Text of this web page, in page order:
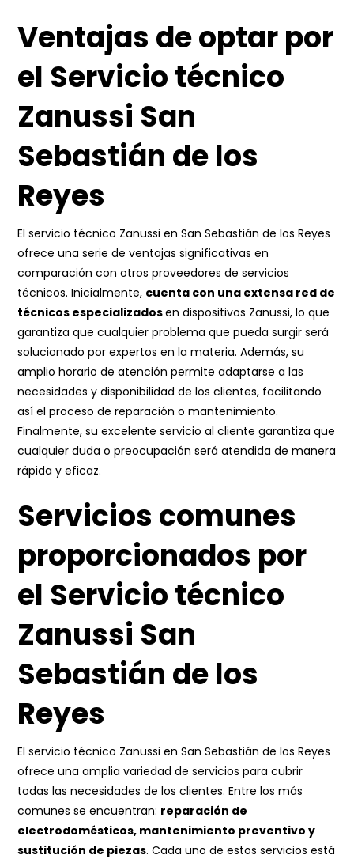
Ventajas de optar por
el Servicio técnico
Zanussi San
Sebastián de los
Reyes
El servicio técnico Zanussi en San Sebastián de los Reyes
ofrece una serie de ventajas significativas en
comparación con otros proveedores de servicios
técnicos. Inicialmente, cuenta con una extensa red de
técnicos especializadosen dispositivos Zanussi, lo que
garantiza que cualquier problema que pueda surgir será
solucionado por expertos en la materia. Además, su
amplio horario de atención permite adaptarse a las
necesidades y disponibilidad de los clientes, facilitando
así el proceso de reparación o mantenimiento.
Finalmente, su excelente servicio al cliente garantiza que
cualquier duda o preocupación será atendida de manera
rápida y eficaz.
Servicios comunes
proporcionados por
el Servicio técnico
Zanussi San
Sebastián de los
Reyes
El servicio técnico Zanussi en San Sebastián de los Reyes
ofrece una amplia variedad de servicios para cubrir
todas las necesidades de los clientes. Entre los más
comunes se encuentran: reparación de
electrodomésticos, mantenimiento preventivo y
sustitución de piezas. Cada uno de estos servicios está